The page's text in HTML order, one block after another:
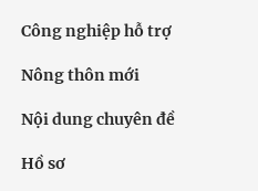
Công nghiệp hỗ trợ
Nông thôn mới
Nội dung chuyên đề
Hồ sơ